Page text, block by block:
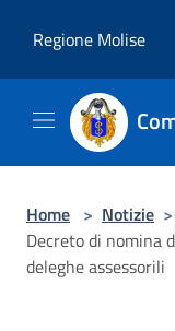
Regione Molise
Home > Notizie >
Decreto di nomina
deleghe assessorili